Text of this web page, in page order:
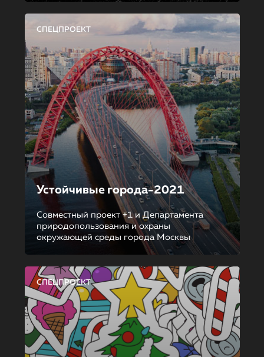
СПЕЦПРОЕКТ
Устойчивые города-2021
Совместный проект +1 и Департамента
природопользования и охраны
окружающей среды города Москвы
СПЕЦПРОЕКТ